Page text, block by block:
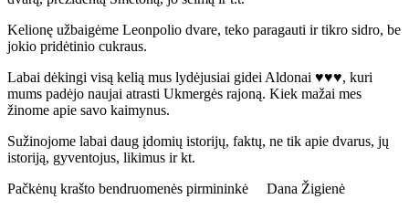
Kelionę užbaigėme Leonpolio dvare, teko paragauti ir tikro sidro, be
jokio pridėtinio cukraus.
Labai dėkingi visą kelią mus lydėjusiai gidei Aldonai ♥♥♥, kuri
mums padėjo naujai atrasti Ukmergės rajoną. Kiek mažai mes
žinome apie savo kaimynus.
Sužinojome labai daug įdomių istorijų, faktų, ne tik apie dvarus, jų
istoriją, gyventojus, likimus ir kt.
Pačkėnų krašto bendruomenės pirmininkė Dana Žigienė